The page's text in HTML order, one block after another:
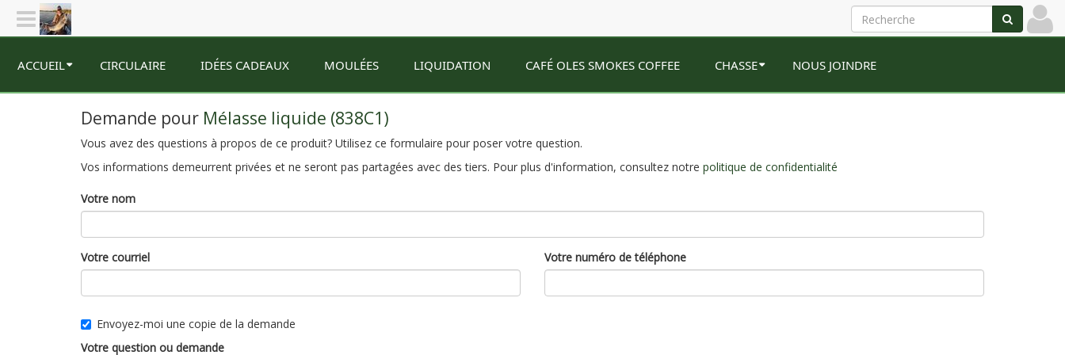
ACCUEIL CIRCULAIRE IDÉES CADEAUX MOULÉES LIQUIDATION CAFÉ OLES SMOKES COFFEE CHASSE NOUS JOINDRE
Demande pour Mélasse liquide (838C1)
Vous avez des questions à propos de ce produit? Utilisez ce formulaire pour poser votre question.
Vos informations demeurrent privées et ne seront pas partagées avec des tiers. Pour plus d'information, consultez notre politique de confidentialité
Votre nom
Votre courriel Votre numéro de téléphone
Envoyez-moi une copie de la demande
Votre question ou demande